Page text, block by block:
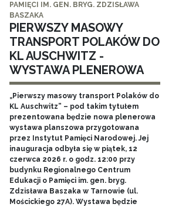
PAMIĘCI IM. GEN. BRYG. ZDZISŁAWA
BASZAKA
PIERWSZY MASOWY
TRANSPORT POLAKÓW DO
KL AUSCHWITZ -
WYSTAWA PLENEROWA
„Pierwszy masowy transport Polaków do
KL Auschwitz” – pod takim tytułem
prezentowana będzie nowa plenerowa
wystawa planszowa przygotowana
przez Instytut Pamięci Narodowej. Jej
inauguracja odbyła się w piątek, 12
czerwca 2026 r. o godz. 12:00 przy
budynku Regionalnego Centrum
Edukacji o Pamięci im. gen. bryg.
Zdzisława Baszaka w Tarnowie (ul.
Mościckiego 27A). Wystawa będzie